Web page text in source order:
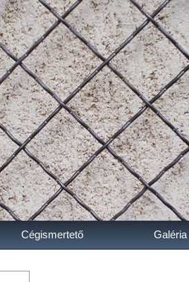
Cégismertető Galéria